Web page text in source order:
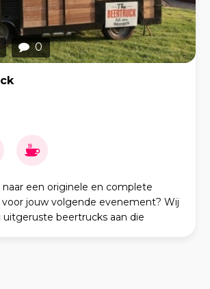
0
een originele en complete
voor jouw volgende evenement? Wij
beertrucks aan die